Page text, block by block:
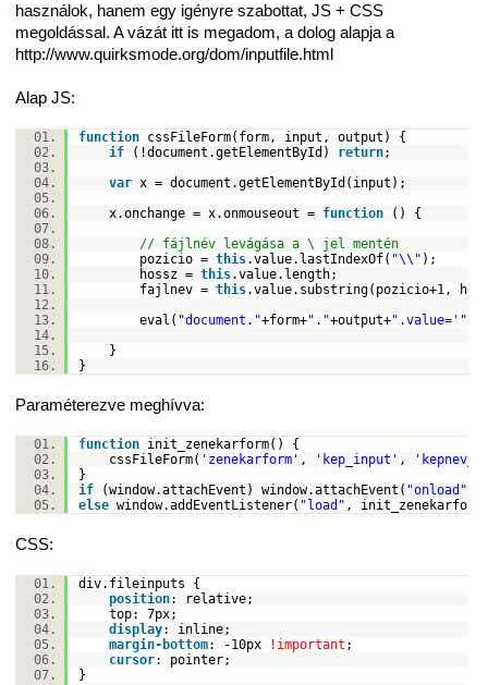
használok, hanem egy igényre szabottat, JS + CSS
megoldással. A vázát itt is megadom, a dolog alapja a
http://www.quirksmode.org/dom/inputfile.html
Alap JS:
function cssFileForm(form, input, output) {
if (!document.getElementById) return;
var x = document.getElementById(input);
x.onchange = x.onmouseout = function () {
// fájlnév levágása a \ jel mentén
pozicio = this.value.lastIndexOf( "\\" );
hossz = this.value.length;
fajlnev = this.value.substring(pozicio+1,
eval( "document."+form+"."+output+".value='"
}
}
Paraméterezve meghívva:
function init_zenekarform() {
cssFileForm( 'zenekarform' , 'kep_input' ,
}
if (window.attachEvent) window.attachEvent( "onload"
else window.addEventListener( "load" ,
CSS:
div.fileinputs {
position: relative;
top: 7px;
display: inline;
margin-bottom: -10px !important ;
cursor: pointer;
}